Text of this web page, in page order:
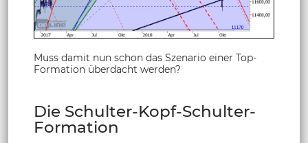
Muss damit nun schon das Szenario einer Top-
Formation überdacht werden?
Die Schulter-Kopf-Schulter-
Formation